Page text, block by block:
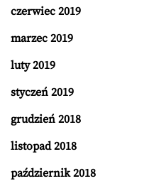
czerwiec 2019
marzec 2019
luty 2019
styczeń 2019
grudzień 2018
listopad 2018
październik 2018